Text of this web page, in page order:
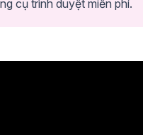
cụ trình duyệt miễn phí.